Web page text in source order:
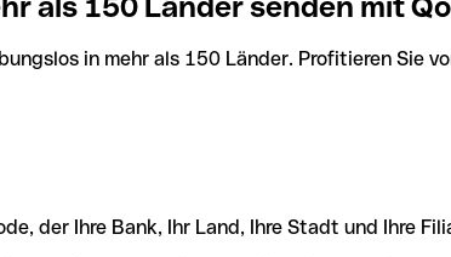
in mehr als 150 Länder. Profitieren Sie
der Ihre Bank, Ihr Land, Ihre Stadt und Ihre